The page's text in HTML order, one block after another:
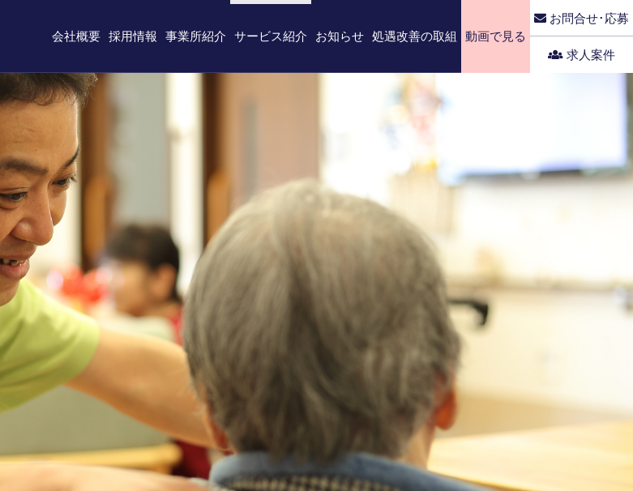
会社概要
会社情報
採用情報
職種紹介 数字で見るセントケア神奈川
事業所紹介 サービス紹介 お知らせ 処遇改善の取組 動画で見る
お問合せ･応募
求人案件